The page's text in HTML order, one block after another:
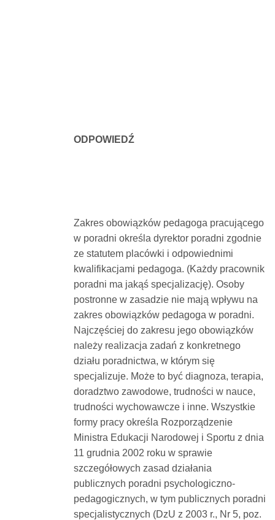
ODPOWIEDŹ
Zakres obowiązków pedagoga pracującego
w poradni określa dyrektor poradni zgodnie
ze statutem placówki i odpowiednimi
kwalifikacjami pedagoga. (Każdy pracownik
poradni ma jakąś specjalizację). Osoby
postronne w zasadzie nie mają wpływu na
zakres obowiązków pedagoga w poradni.
Najczęściej do zakresu jego obowiązków
należy realizacja zadań z konkretnego
działu poradnictwa, w którym się
specjalizuje. Może to być diagnoza, terapia,
doradztwo zawodowe, trudności w nauce,
trudności wychowawcze i inne. Wszystkie
formy pracy określa Rozporządzenie
Ministra Edukacji Narodowej i Sportu z dnia
11 grudnia 2002 roku w sprawie
szczegółowych zasad działania
publicznych poradni psychologiczno-
pedagogicznych, w tym publicznych poradni
specjalistycznych (DzU z 2003 r., Nr 5, poz.